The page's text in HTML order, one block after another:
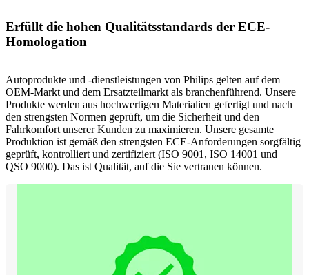
Erfüllt die hohen Qualitätsstandards der ECE-
Homologation
Autoprodukte und -dienstleistungen von Philips gelten auf dem
OEM-Markt und dem Ersatzteilmarkt als branchenführend. Unsere
Produkte werden aus hochwertigen Materialien gefertigt und nach
den strengsten Normen geprüft, um die Sicherheit und den
Fahrkomfort unserer Kunden zu maximieren. Unsere gesamte
Produktion ist gemäß den strengsten ECE-Anforderungen sorgfältig
geprüft, kontrolliert und zertifiziert (ISO 9001, ISO 14001 und
QSO 9000). Das ist Qualität, auf die Sie vertrauen können.